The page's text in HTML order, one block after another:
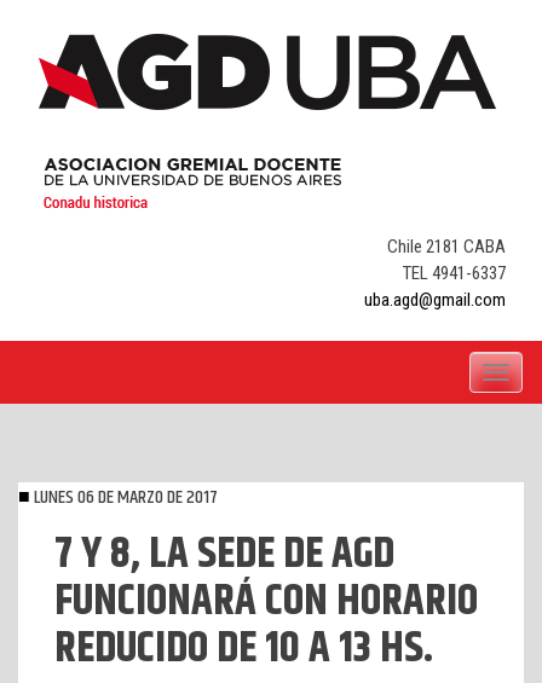
content
Chile 2181 CABA
TEL 4941-6337
uba.agd@gmail.com
Toggle
LUNES 06 DE MARZO DE 2017
7 Y 8, LA SEDE DE AGD
FUNCIONARÁ CON HORARIO
REDUCIDO DE 10 A 13 HS.